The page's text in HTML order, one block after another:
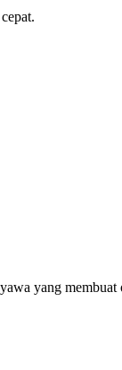
yang membuat